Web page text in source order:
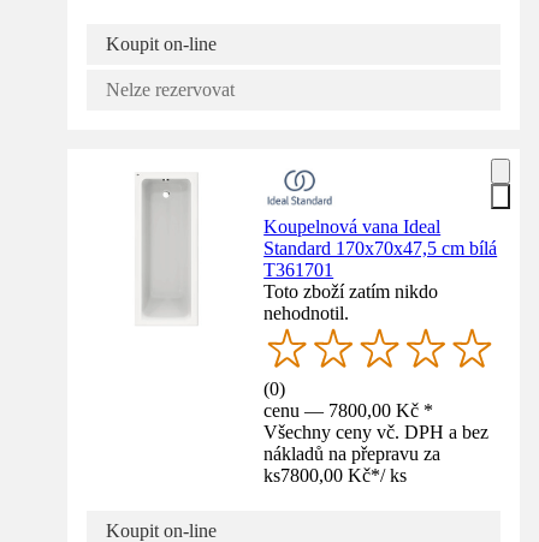
Koupit on-line
Nelze rezervovat
Koupelnová vana Ideal
Standard 170x70x47,5 cm bílá
T361701
Toto zboží zatím nikdo
nehodnotil.
(0)
cenu — 7800,00 Kč *
Všechny ceny vč. DPH a bez
nákladů na přepravu za
ks7800,00 Kč*/ ks
Koupit on-line